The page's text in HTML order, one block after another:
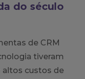
do século
de CRM
tiveram
altos custos de